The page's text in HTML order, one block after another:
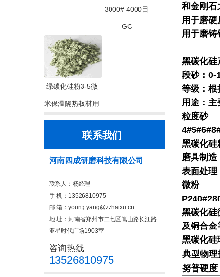
3000# 4000目
GC
绿碳化硅粉3-5微
米保温隔热板材用
联系我们
河南四成研磨科技有限公司
联系人：杨经理
手 机：13526810975
邮 箱： young.yang@zzhaixu.cn
地 址：河南省郑州市二七区嵩山路长江路
亚星时代广场1903室
咨询热线
13526810975
和金刚石
用于磨硬
用于磨铸
黑碳化硅
段砂：0-
等级：根
用途：主
粒度砂
黑碳化硅
磨具制造
表面处理
微粉
黑碳化硅
及铜合金
黑碳化硅
典型物理
努普硬度